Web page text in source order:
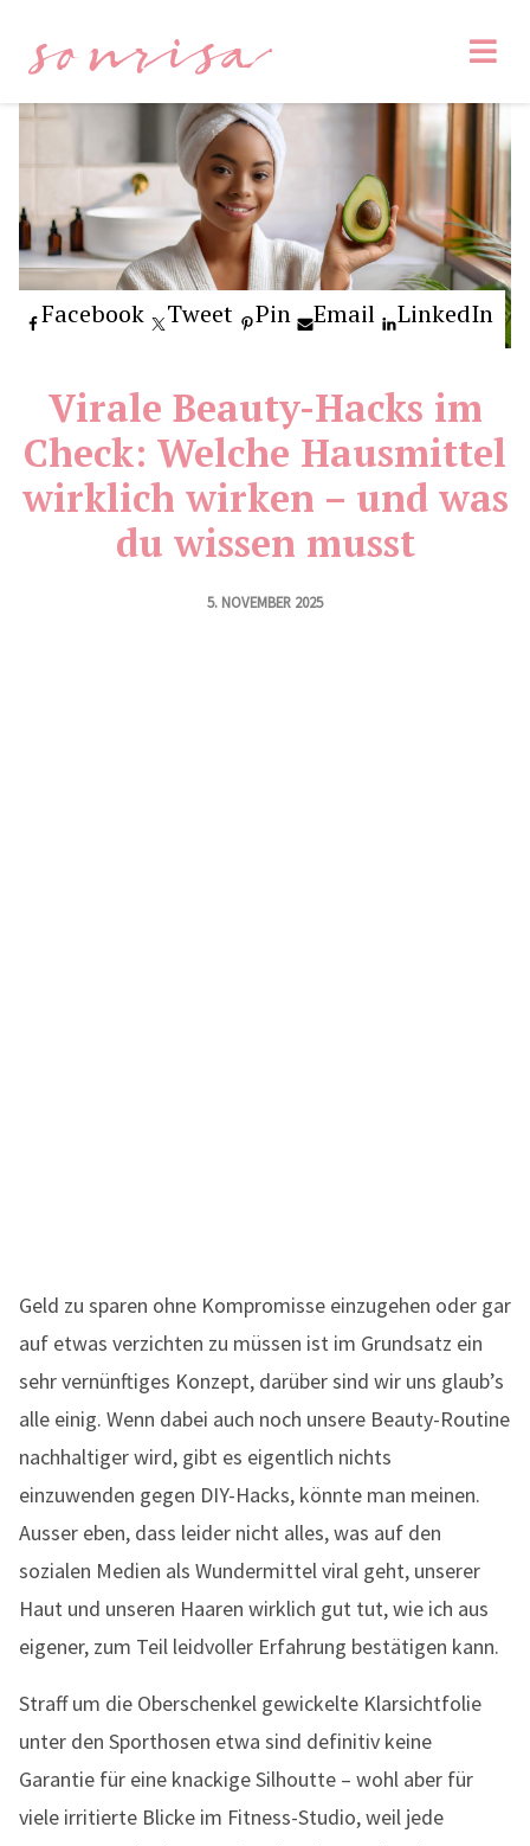
sonrisa
Facebook Tweet Pin Email LinkedIn
Virale Beauty-Hacks im
Check: Welche Hausmittel
wirklich wirken – und was
du wissen musst
5. NOVEMBER 2025
Geld zu sparen ohne Kompromisse einzugehen oder gar
auf etwas verzichten zu müssen ist im Grundsatz ein
sehr vernünftiges Konzept, darüber sind wir uns glaub’s
alle einig. Wenn dabei auch noch unsere Beauty-Routine
nachhaltiger wird, gibt es eigentlich nichts
einzuwenden gegen DIY-Hacks, könnte man meinen.
Ausser eben, dass leider nicht alles, was auf den
sozialen Medien als Wundermittel viral geht, unserer
Haut und unseren Haaren wirklich gut tut, wie ich aus
eigener, zum Teil leidvoller Erfahrung bestätigen kann.
Straff um die Oberschenkel gewickelte Klarsichtfolie
unter den Sporthosen etwa sind definitiv keine
Garantie für eine knackige Silhoutte – wohl aber für
viele irritierte Blicke im Fitness-Studio, weil jede